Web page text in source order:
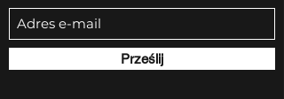
Prześlij